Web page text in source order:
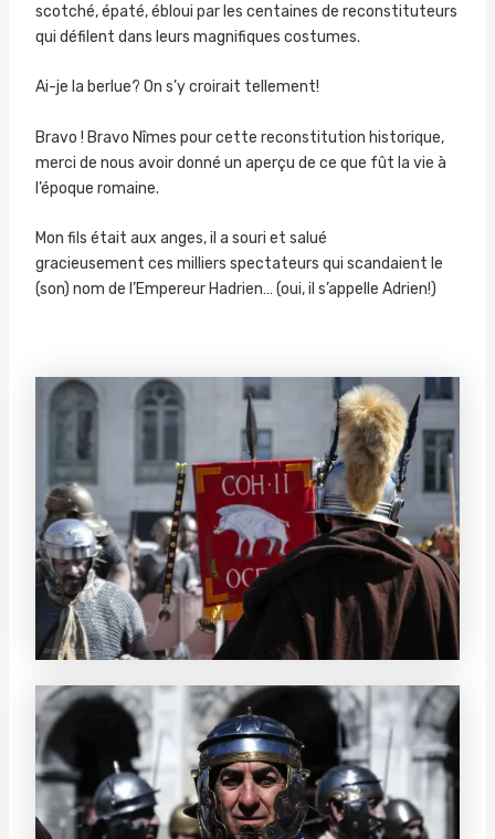
scotché, épaté, ébloui par les centaines de reconstituteurs
qui défilent dans leurs magnifiques costumes.
Ai-je la berlue? On s’y croirait tellement!
Bravo ! Bravo Nîmes pour cette reconstitution historique,
merci de nous avoir donné un aperçu de ce que fût la vie à
l’époque romaine.
Mon fils était aux anges, il a souri et salué
gracieusement ces milliers spectateurs qui scandaient le
(son) nom de l’Empereur Hadrien… (oui, il s’appelle Adrien!)